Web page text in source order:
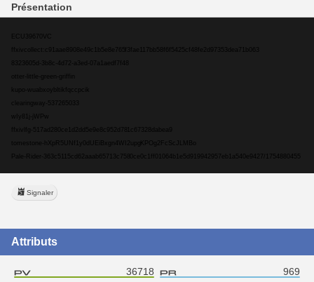
Présentation
tomestone-hXpR5UNf1y0dUEiBxgn4WI2upgKPOg2FcScJLMBo
Signaler
Attributs
36718 969